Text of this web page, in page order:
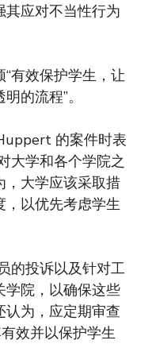
应对不当性行为
有效保护学生，让
的流程”。
的案件时表
大学和各个学院之
，大学应该采取措
，以优先考虑学生
的投诉以及针对工
学院，以确保这些
为，应定期审查
效并以保护学生